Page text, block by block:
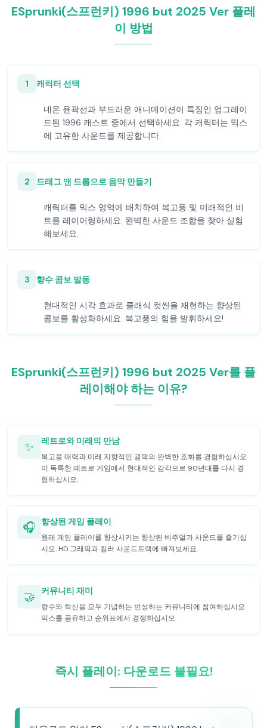
ESprunki(스프런키) 1996 but 2025 Ver 플레
이 방법
1 캐릭터 선택
네온 윤곽선과 부드러운 애니메이션이 특징인 업그레이
드된 1996 캐스트 중에서 선택하세요. 각 캐릭터는 믹스
에 고유한 사운드를 제공합니다.
2 드래그 앤 드롭으로 음악 만들기
캐릭터를 믹스 영역에 배치하여 복고풍 및 미래적인 비
트를 레이어링하세요. 완벽한 사운드 조합을 찾아 실험
해보세요.
3 향수 콤보 발동
현대적인 시각 효과로 클래식 컷씬을 재현하는 향상된
콤보를 활성화하세요. 복고풍의 힘을 발휘하세요!
ESprunki(스프런키) 1996 but 2025 Ver를 플
레이해야 하는 이유?
✨ 레트로와 미래의 만남
복고풍 매력과 미래 지향적인 광택의 완벽한 조화를 경험하십시오.
이 독특한 레트로 게임에서 현대적인 감각으로 90년대를 다시 경
험하십시오.
🎧 향상된 게임 플레이
원래 게임 플레이를 향상시키는 향상된 비주얼과 사운드를 즐기십
시오. HD 그래픽과 킬러 사운드트랙에 빠져보세요.
🤝 커뮤니티 재미
향수와 혁신을 모두 기념하는 번성하는 커뮤니티에 참여하십시오.
믹스를 공유하고 순위표에서 경쟁하십시오.
즉시 플레이: 다운로드 불필요!